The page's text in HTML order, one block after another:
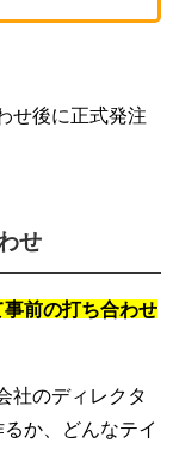
せ後に正式発注
せ
前の打ち合わせ
社のディレクタ
か、どんなテイ